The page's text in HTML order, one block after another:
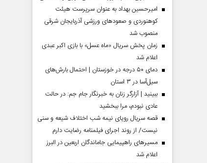
امیرحسین بهداد به عنوان سرپرست هیئت
کوهنوردی و صعودهای ورزشی آذربایجان شرقی
منصوب شد
زمان پخش سریال «ماه عسل» با بازی اکبر عبدی
اعلام شد
دمای ۵۰ درجه در خوزستان | احتمال بارش‌های
سیل‌آسا در ۳ استان
ببینید | آزارگر زنان به خبرنگار جام جم: در حالت
عادی نبودم، مرا ببخشید
قصه سریال رویای نیمه شب اختلاف شیعه و سنی
نیست/ از روند اجرای فیلمنامه رضایت دارم
مسیر‌های راهپیمایی جاماندگان اربعین در البرز
اعلام شد
صفحات نخست روزنامه ها‌ی‌سه‌شنبه ۶ مردادماه